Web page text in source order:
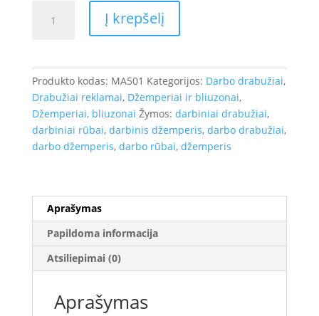
kiekis:
Jacket
Į krepšelį
Produkto kodas: MA501 Kategorijos: Darbo drabužiai,
Drabužiai reklamai, Džemperiai ir bliuzonai,
Džemperiai, bliuzonai Žymos: darbiniai drabužiai,
darbiniai rūbai, darbinis džemperis, darbo drabužiai,
darbo džemperis, darbo rūbai, džemperis
Aprašymas
Papildoma informacija
Atsiliepimai (0)
Aprašymas